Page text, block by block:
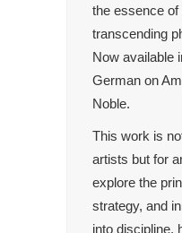
the essence of
transcending
Now available
German on
Noble.
This work is
artists but for
explore the
strategy, and
into discipline,